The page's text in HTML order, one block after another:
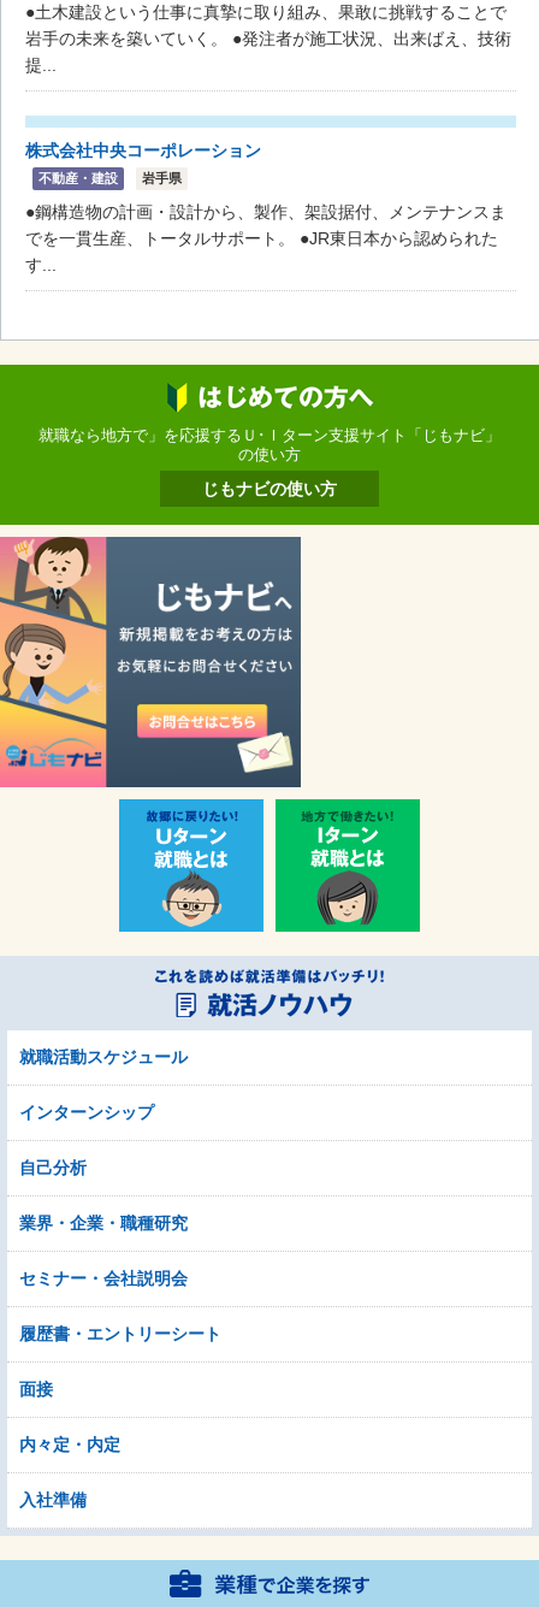
●土木建設という仕事に真摯に取り組み、果敢に挑戦することで
岩手の未来を築いていく。 ●発注者が施工状況、出来ばえ、技術
提...
株式会社中央コーポレーション
不動産・建設 岩手県
●鋼構造物の計画・設計から、製作、架設据付、メンテナンスま
でを一貫生産、トータルサポート。 ●JR東日本から認められた
す...
就職なら地方で」を応援するＵ･Ｉターン支援サイト「じもナビ」
の使い方
じもナビの使い方
就職活動スケジュール
インターンシップ
自己分析
業界・企業・職種研究
セミナー・会社説明会
履歴書・エントリーシート
面接
内々定・内定
入社準備